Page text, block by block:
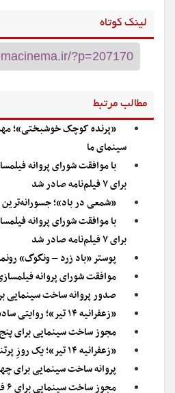
لینک کوتاه
مطالب مرتبط
«پرنده کوچک خوشبختی»؛
سینمای ما
با موافقت شورای پروانه
برای ۷ فیلم‌‌نامه صادر شد
«شمعی در باد»؛
با موافقت شورای پروانه
برای ۷ فیلم‌‌نامه صادر شد
پوستر «باد زرد – ونگوگ»
موافقت شورای پروانه فیلمسازی
صدور پروانه ساخت سینمایی برای ۶
«زعفرانیه ۱۴ تیر»؛ روایتی ساده از چالش‌های اخلاقی
مجوز ساخت سینمایی برای
«زعفرانیه ۱۴ تیر»؛ یک روزِ پرتنش در شمال تهران
پروانه ساخت سینمایی برای
مجوز ساخت سینمایی برای ۶ فیلمنامه صادر شد